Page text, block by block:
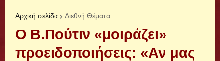
Αρχική σελίδα Διεθνή Θέματα
Ο Β.Πούτιν «μοιράζει»
προειδοποιήσεις: «Αν μας